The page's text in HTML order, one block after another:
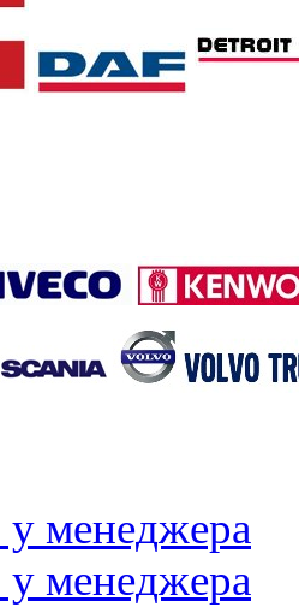
менеджера
менеджера